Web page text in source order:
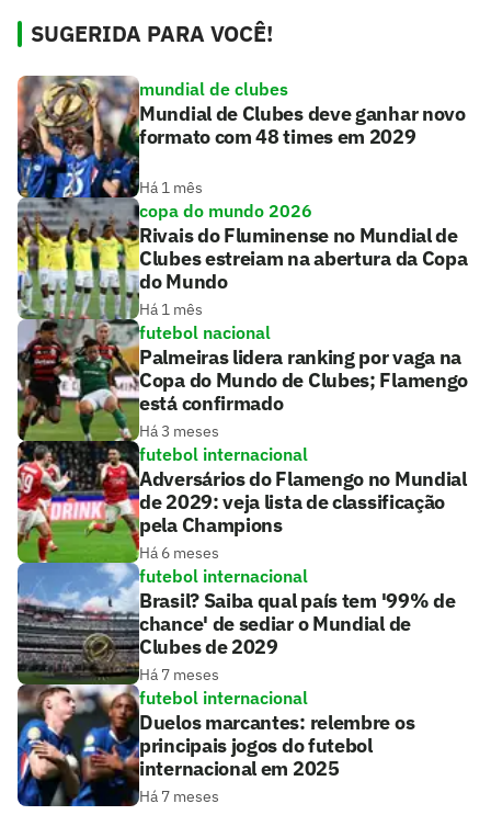
SUGERIDA PARA VOCÊ!
mundial de clubes
Mundial de Clubes deve ganhar novo
formato com 48 times em 2029
Há 1 mês
copa do mundo 2026
Rivais do Fluminense no Mundial de
Clubes estreiam na abertura da Copa
do Mundo
Há 1 mês
futebol nacional
Palmeiras lidera ranking por vaga na
Copa do Mundo de Clubes; Flamengo
está confirmado
Há 3 meses
futebol internacional
Adversários do Flamengo no Mundial
de 2029: veja lista de classificação
pela Champions
Há 6 meses
futebol internacional
Brasil? Saiba qual país tem '99% de
chance' de sediar o Mundial de
Clubes de 2029
Há 7 meses
futebol internacional
Duelos marcantes: relembre os
principais jogos do futebol
internacional em 2025
Há 7 meses